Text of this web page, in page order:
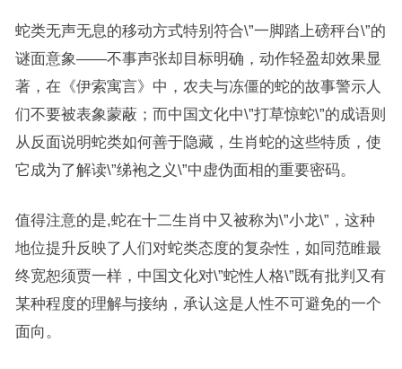
蛇类无声无息的移动方式特别符合\”一脚踏上磅秤台\”的
谜面意象——不事声张却目标明确，动作轻盈却效果显
著，在《伊索寓言》中，农夫与冻僵的蛇的故事警示人
们不要被表象蒙蔽；而中国文化中\”打草惊蛇\”的成语则
从反面说明蛇类如何善于隐藏，生肖蛇的这些特质，使
它成为了解读\”绨袍之义\”中虚伪面相的重要密码。
值得注意的是,蛇在十二生肖中又被称为\”小龙\”，这种
地位提升反映了人们对蛇类态度的复杂性，如同范睢最
终宽恕须贾一样，中国文化对\”蛇性人格\”既有批判又有
某种程度的理解与接纳，承认这是人性不可避免的一个
面向。